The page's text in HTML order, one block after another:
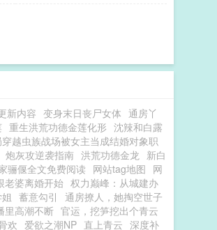
新内容 变身末日丧尸女体 通房丫
重生洪荒功德金莲化形 沈辣和白露
越虫族战场被女主当成结婚对象职
炮灰攻逆袭指南 洪荒功德金龙 新白
骊偃全文免费阅读 网站tag地图 网
老婆离婚开始 权力巅峰：从城建办
蓄意勾引
通房撩人，她掏空世子
里高潮不断 官运，挖笋挖出个青云
欢 爱欲之潮NP 直上青云 深度补